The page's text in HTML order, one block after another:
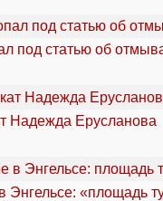
под статью об
Надежда Ерусланова
Энгельсе: «площадь